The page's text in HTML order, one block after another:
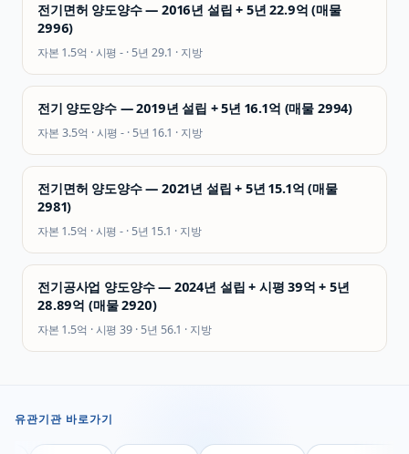
전기면허 양도양수 — 2016년 설립 + 5년 22.9억 (매물
2996)
자본 1.5억 · 시평- · 5년29.1 · 지방
전기 양도양수 — 2019년 설립 + 5년 16.1억 (매물 2994)
자본 3.5억 · 시평- · 5년16.1 · 지방
전기면허 양도양수 — 2021년 설립 + 5년 15.1억 (매물
2981)
자본 1.5억 · 시평- · 5년15.1 · 지방
전기공사업 양도양수 — 2024년 설립 + 시평 39억 + 5년
28.89억 (매물 2920)
자본 1.5억 · 시평39 · 5년 56.1 · 지방
유관기관 바로가기